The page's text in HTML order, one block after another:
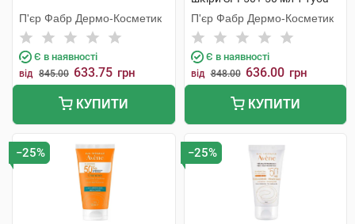
П'єр Фабр Дермо-Косметик
Є в наявності
від 845.00 633.75 грн
КУПИТИ
П'єр Фабр Дермо-Косметик
Є в наявності
від 848.00 636.00 грн
КУПИТИ
−25% −25%